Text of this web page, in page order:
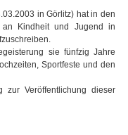
in Görlitz) hat in den
Kindheit und Jugend in
sie fünfzig Jahre
Sportfeste und den
zur Veröffentlichung dieser